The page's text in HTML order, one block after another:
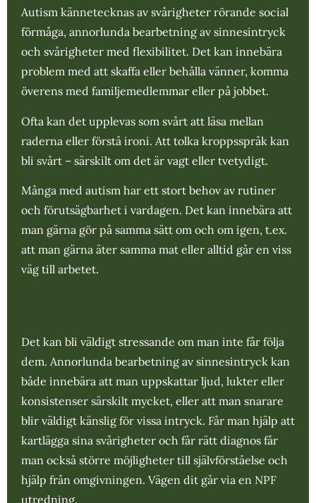
Autism kännetecknas av svårigheter rörande social
förmåga, annorlunda bearbetning av sinnesintryck
och svårigheter med flexibilitet. Det kan innebära
problem med att skaffa eller behålla vänner, komma
överens med familjemedlemmar eller på jobbet.
Ofta kan det upplevas som svårt att läsa mellan
raderna eller förstå ironi. Att tolka kroppsspråk kan
bli svårt – särskilt om det är vagt eller tvetydigt.
Många med autism har ett stort behov av rutiner
och förutsägbarhet i vardagen. Det kan innebära att
man gärna gör på samma sätt om och om igen, t.ex.
att man gärna äter samma mat eller alltid går en viss
väg till arbetet.
Det kan bli väldigt stressande om man inte får följa
dem. Annorlunda bearbetning av sinnesintryck kan
både innebära att man uppskattar ljud, lukter eller
konsistenser särskilt mycket, eller att man snarare
blir väldigt känslig för vissa intryck. Får man hjälp att
kartlägga sina svårigheter och får rätt diagnos får
man också större möjligheter till självförståelse och
hjälp från omgivningen. Vägen dit går via en NPF
utredning.